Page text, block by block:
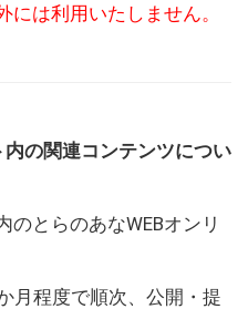
は利用いたしません。
の関連コンテンツについ
のとらのあなWEBオンリ
月程度で順次、公開・提